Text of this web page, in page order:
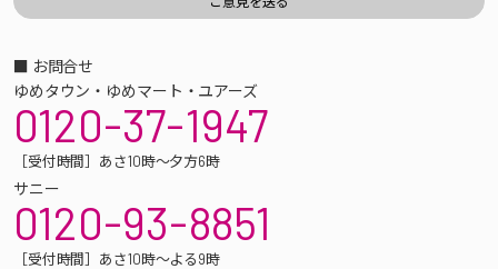
■ お問合せ
ゆめタウン・ゆめマート・ユアーズ
0120-37-1947
［受付時間］あさ10時～夕方6時
サニー
0120-93-8851
［受付時間］あさ10時～よる9時